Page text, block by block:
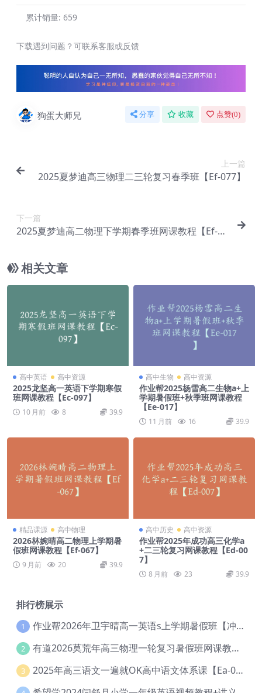
累计销量: 659
下载遇到问题？可联系客服或反馈
狗蛋大师兄 分享 收藏 点赞(0)
上一篇
2025夏梦迪高三物理二三轮复习春季班【Ef-077】
下一篇
2025夏梦迪高二物理下学期春季班网课教程【Ef-07
相关文章
高中英语 高中资源
2025龙坚高一英语下学期寒假
班网课教程【Ec-097】
10 月前 8 39.9
高中生物 高中资源
作业帮2025杨雪高二生物a+上
学期暑假班+秋季班网课教程
【Ee-017】
11 月前 16 39.9
精品课源 高中物理
2026林婉晴高二物理上学期暑
假班网课教程【Ef-067】
9 月前 20 39.9
高中历史 高中资源
作业帮2025年成功高三化学a
+二三轮复习网课教程【Ed-00
7】
8 月前 23 39.9
排行榜展示
1 作业帮2026年卫宇晴高一英语s上学期暑假班【冲顶班】【Ec-003】
2 有道2026莫荒年高三物理一轮复习暑假班网课教程【Ef-044】
3 2025年高三语文一遍就OK高中语文体系课【Ea-028】